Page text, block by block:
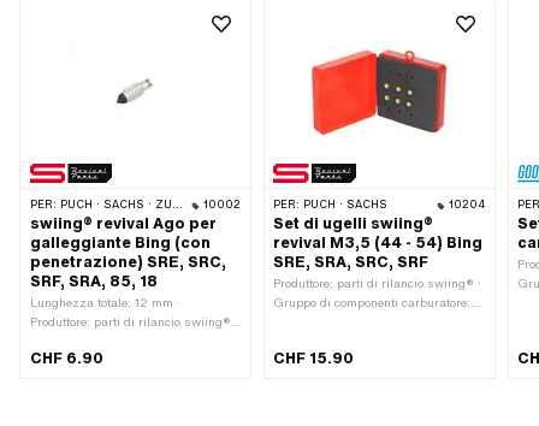
PER: PUCH · SACHS · ZÜNDAPP BELMONDO · DKW · ERCOLE · KREIDLER · KTM 10002
swiing® revival Ago per
galleggiante Bing (con
penetrazione) SRE, SRC,
SRF, SRA, 85, 18
Lunghezza totale: 12 mm ·
Produttore: parti di rilancio swiing® ·
Gomma · Gruppo di componenti
CHF 6.90
PER: PUCH · SACHS 10204
Set di ugelli swiing®
revival M3,5 (44 - 54) Bing
SRE, SRA, SRC, SRF
Produttore: parti di rilancio swiing® ·
Gruppo di componenti carburatore:
carburatore: SRA (1/11/31) Velux ·
CHF 15.90
· Ø